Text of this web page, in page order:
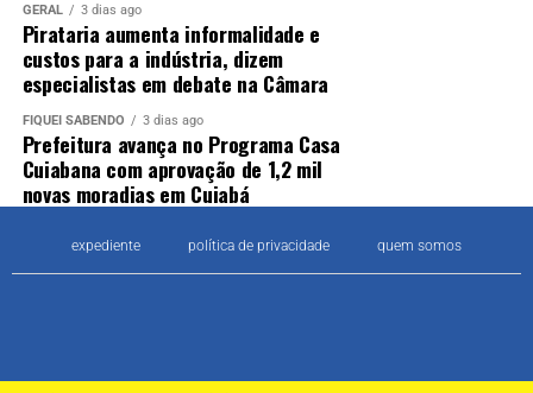
GERAL 3 dias ago
Pirataria aumenta informalidade e
custos para a indústria, dizem
especialistas em debate na Câmara
FIQUEI SABENDO 3 dias ago
Prefeitura avança no Programa Casa
Cuiabana com aprovação de 1,2 mil
novas moradias em Cuiabá
expediente política de privacidade quem somos